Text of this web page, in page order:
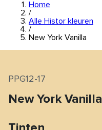
Home
/
Alle Histor kleuren
/
New York Vanilla
PPG12-17
New York Vanilla